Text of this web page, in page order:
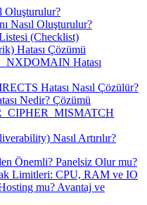
Oluşturulur?
Nasıl Oluşturulur?
(Checklist)
Hatası Çözümü
Hatası
Hatası Nasıl Çözülür?
Nedir? Çözümü
Nasıl Artırılır?
Önemli? Panelsiz Olur mu?
Limitleri: CPU, RAM ve IO
mu? Avantaj ve